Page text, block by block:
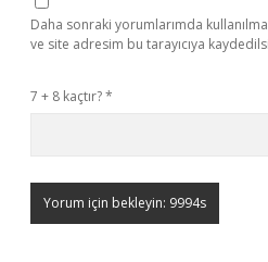
Daha sonraki yorumlarımda
ve site adresim bu tarayıcıya
7 + 8 kaçtır?*